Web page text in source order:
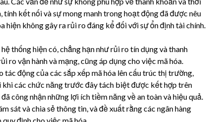
tính kết nối và sự mong manh trong hoạt động đã được nêu
hiện không gây ra rủi ro đáng kể đối với sự ổn định tài chính.
thống hiện có, chẳng hạn như rủi ro tín dụng và thanh
ro vận hành và mạng, cũng áp dụng cho việc mã hóa.
tác động của các sắp xếp mã hóa lên cấu trúc thị trường,
các chức năng trước đây tách biệt được kết hợp trên
công nhận những lợi ích tiềm năng về an toàn và hiệu quả.
sát và chia sẻ thông tin, và đề xuất rằng các ngân hàng